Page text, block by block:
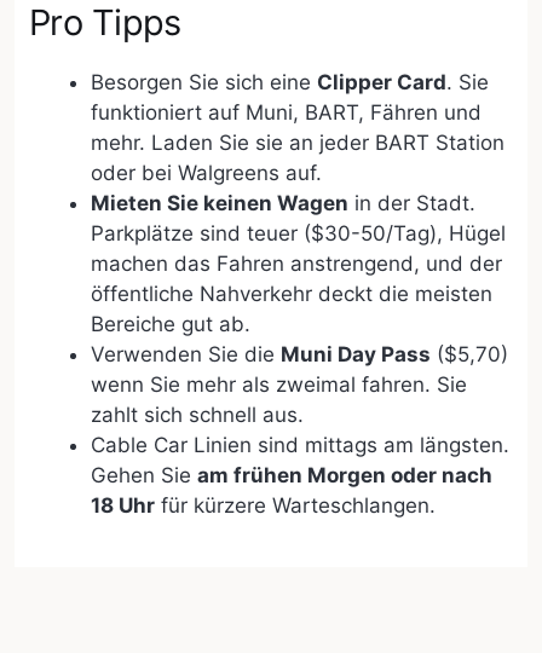
Pro Tipps
Besorgen Sie sich eine Clipper Card. Sie
funktioniert auf Muni, BART, Fähren und
mehr. Laden Sie sie an jeder BART Station
oder bei Walgreens auf.
Mieten Sie keinen Wagen in der Stadt.
Parkplätze sind teuer ($30-50/Tag), Hügel
machen das Fahren anstrengend, und der
öffentliche Nahverkehr deckt die meisten
Bereiche gut ab.
Verwenden Sie die Muni Day Pass ($5,70)
wenn Sie mehr als zweimal fahren. Sie
zahlt sich schnell aus.
Cable Car Linien sind mittags am längsten.
Gehen Sie am frühen Morgen oder nach
18 Uhr für kürzere Warteschlangen.